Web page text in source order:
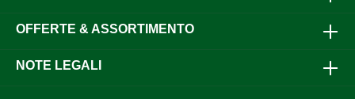
OFFERTE & ASSORTIMENTO
NOTE LEGALI